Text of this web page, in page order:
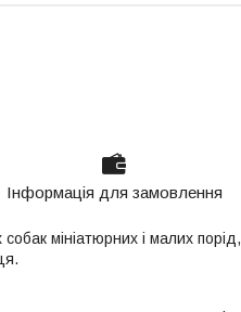
Інформація для замовлення
мініатюрних і малих порід,